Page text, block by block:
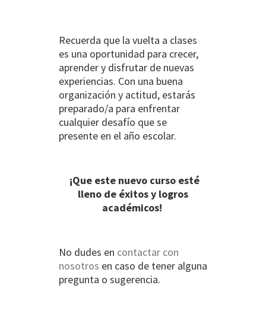
Recuerda que la vuelta a clases
es una oportunidad para crecer,
aprender y disfrutar de nuevas
experiencias. Con una buena
organización y actitud, estarás
preparado/a para enfrentar
cualquier desafío que se
presente en el año escolar.
¡Que este nuevo curso esté
lleno de éxitos y logros
académicos!
No dudes en contactar con
nosotros en caso de tener alguna
pregunta o sugerencia.